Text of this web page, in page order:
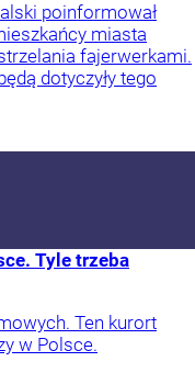
poinformował
miasta
fajerwerkami.
dotyczyły tego
Tyle trzeba
Ten kurort
w Polsce.